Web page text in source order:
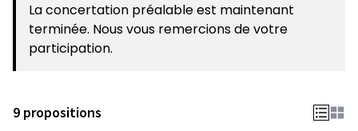
La concertation préalable est maintenant
terminée. Nous vous remercions de votre
participation.
9 propositions